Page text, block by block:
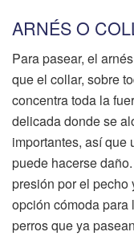
ARNÉS O
Para pasear, el
que el collar, sobre
concentra toda la
delicada donde se
importantes, así que
puede hacerse
presión por el
opción cómoda
perros que ya